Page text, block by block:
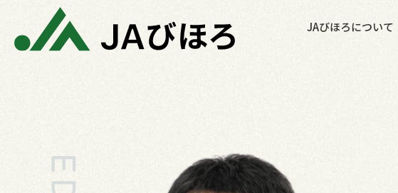
JAびほろについて